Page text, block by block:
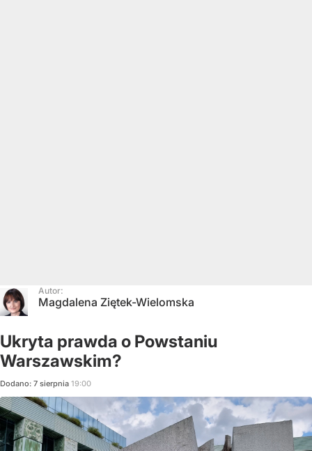
Autor:
Magdalena Ziętek-Wielomska
Ukryta prawda o Powstaniu
Warszawskim?
Dodano: 7 sierpnia 19:00